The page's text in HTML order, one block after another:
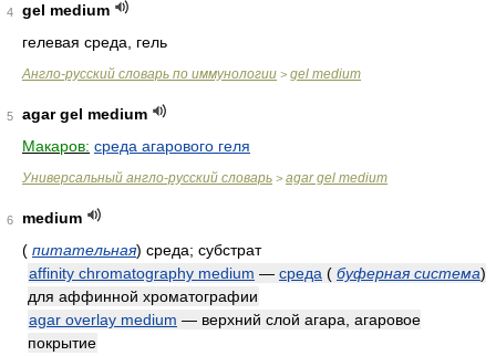
4
gel medium
гелевая среда, гель
Англо-русский словарь по иммунологии > gel medium
5
agar gel medium
Макаров: среда агарового геля
Универсальный англо-русский словарь > agar gel medium
6
medium
( питательная) среда; субстрат
affinity chromatography medium — среда ( буферная система)
для аффинной хроматографии
agar overlay medium — верхний слой агара, агаровое
покрытие